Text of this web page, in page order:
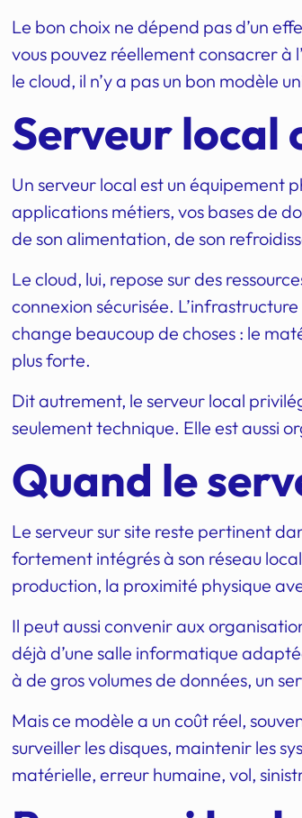
Le bon choix ne dépend pas d’un
vous pouvez réellement consacrer
le cloud, il n’y a pas un bon modèle
Serveur local
Un serveur local est un équipement
applications métiers, vos bases de
de son alimentation, de son
Le cloud, lui, repose sur des
connexion sécurisée.
change beaucoup de choses : le
plus forte.
Dit autrement, le serveur local
seulement technique. Elle est aussi
Quand le
Le serveur sur site reste pertinent
fortement intégrés à son réseau
production, la proximité physique
Il peut aussi convenir aux
déjà d’une salle informatique
à de gros volumes de données, un
Mais ce modèle a un coût réel,
surveiller les disques, maintenir les
matérielle, erreur humaine, vol,